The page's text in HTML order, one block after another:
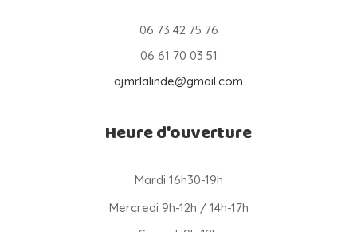
06 73 42 75 76
06 61 70 03 51
ajmrlalinde@gmail.com
Heure d'ouverture
Mardi 16h30-19h
Mercredi 9h-12h / 14h-17h